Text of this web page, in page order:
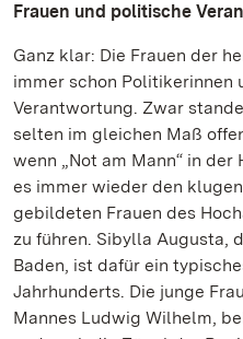
Frauen und politische
Ganz klar: Die Frauen der
immer schon Politikerinnen
Verantwortung. Zwar
selten im gleichen Maß
wenn „Not am Mann“ in
es immer wieder den
gebildeten Frauen des
zu führen. Sibylla Augusta,
Baden, ist dafür ein
Jahrhunderts. Die junge
Mannes Ludwig Wilhelm,